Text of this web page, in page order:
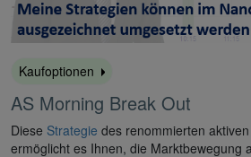
Kaufoptionen
AS Morning Break Out
Diese Strategie des renommierten
ermöglicht es Ihnen, die Marktbewegung